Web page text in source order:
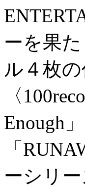
ーを果
ル４枚
〈
Enough
「
ーシリ